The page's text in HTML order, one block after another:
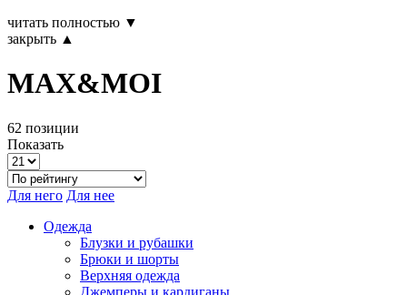
читать полностью ▼
закрыть ▲
MAX&MOI
62 позиции
Показать
Для него Для нее
Одежда
Блузки и рубашки
Брюки и шорты
Верхняя одежда
Джемперы и кардиганы